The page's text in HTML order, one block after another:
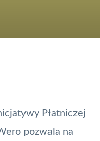
Płatniczej
pozwala na